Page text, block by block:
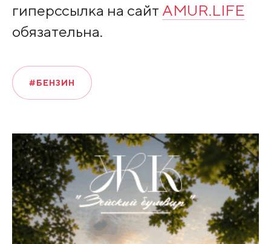
гиперссылка на сайт AMUR.LIFE
обязательна.
#БЕНЗИН